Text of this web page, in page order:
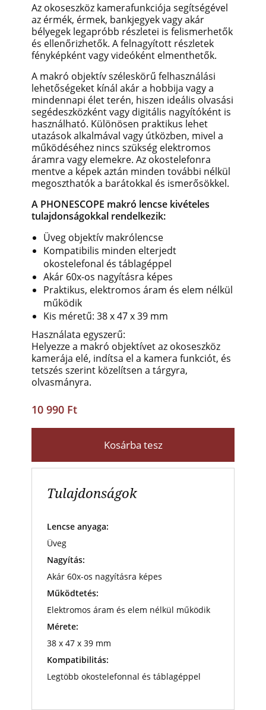
Az okoseszköz kamerafunkciója segítségével
az érmék, érmek, bankjegyek vagy akár
bélyegek legapróbb részletei is felismerhetők
és ellenőrizhetők. A felnagyított részletek
fényképként vagy videóként elmenthetők.
A makró objektív széleskörű felhasználási
lehetőségeket kínál akár a hobbija vagy a
mindennapi élet terén, hiszen ideális olvasási
segédeszközként vagy digitális nagyítóként is
használható. Különösen praktikus lehet
utazások alkalmával vagy útközben, mivel a
működéséhez nincs szükség elektromos
áramra vagy elemekre. Az okostelefonra
mentve a képek aztán minden további nélkül
megoszthatók a barátokkal és ismerősökkel.
A PHONESCOPE makró lencse kivételes
tulajdonságokkal rendelkezik:
Üveg objektív makrólencse
Kompatibilis minden elterjedt
okostelefonal és táblagéppel
Akár 60x-os nagyításra képes
Praktikus, elektromos áram és elem nélkül
működik
Kis méretű: 38 x 47 x 39 mm
Használata egyszerű:
Helyezze a makró objektívet az okoseszköz
kamerája elé, indítsa el a kamera funkciót, és
tetszés szerint közelítsen a tárgyra,
olvasmányra.
10 990 Ft
Kosárba tesz
Tulajdonságok
Lencse anyaga:
Üveg
Nagyítás:
Akár 60x-os nagyításra képes
Működtetés:
Elektromos áram és elem nélkül működik
Mérete:
38 x 47 x 39 mm
Kompatibilitás:
Legtöbb okostelefonnal és táblagéppel